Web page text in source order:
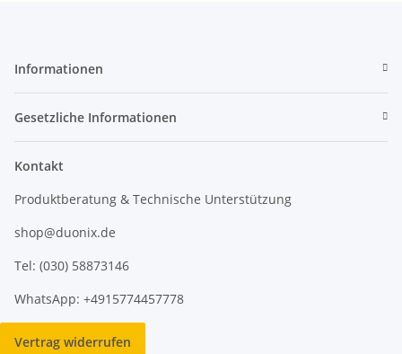
Informationen
Gesetzliche Informationen
Kontakt
Produktberatung & Technische Unterstützung
shop@duonix.de
Tel: (030) 58873146
WhatsApp: +4915774457778
Vertrag widerrufen